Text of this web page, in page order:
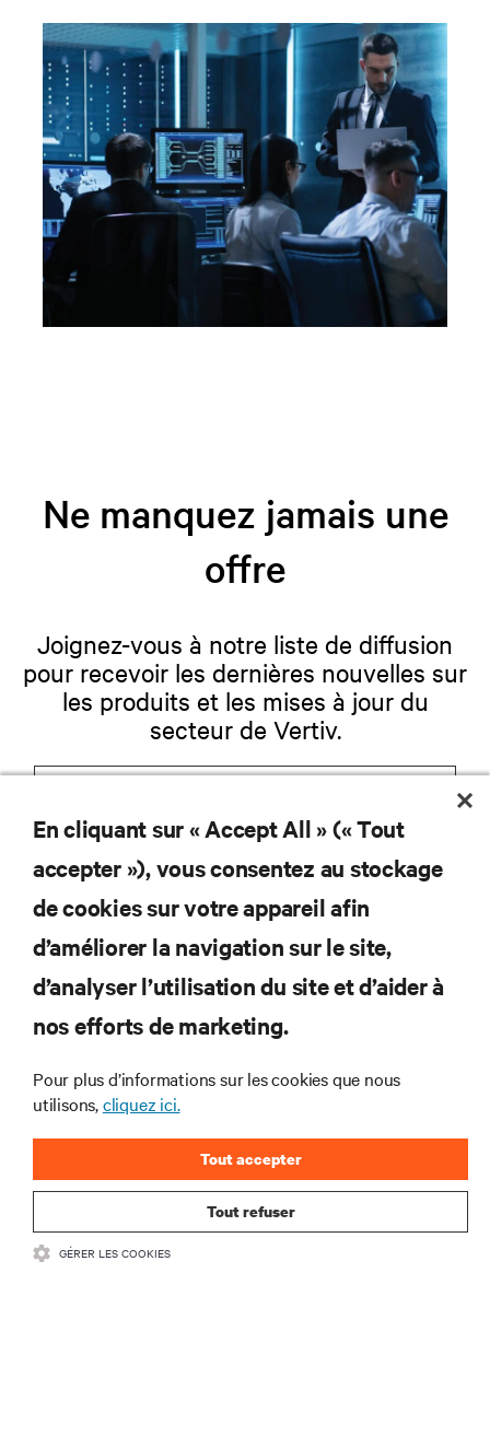
Ne manquez jamais une
offre
Joignez-vous à notre liste de diffusion
pour recevoir les dernières nouvelles sur
les produits et les mises à jour du
secteur de Vertiv.
S'INSCRIRE
RESSOURCES
ENTREPRISE
COMMUNIQUEZ AVEC NOUS
En cliquant sur « Accept All » (« Tout
accepter »), vous consentez au stockage
de cookies sur votre appareil afin
d’améliorer la navigation sur le site,
d’analyser l’utilisation du site et d’aider à
nos efforts de marketing.
Pour plus d’informations sur les cookies que nous
utilisons,cliquez ici.
Tout refuser
Tout accepter
GÉRER LES COOKIES